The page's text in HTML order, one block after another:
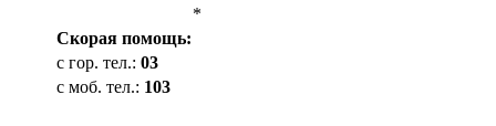
*
Cкорая помощь:
с гор. тел.: 03
с моб. тел.: 103